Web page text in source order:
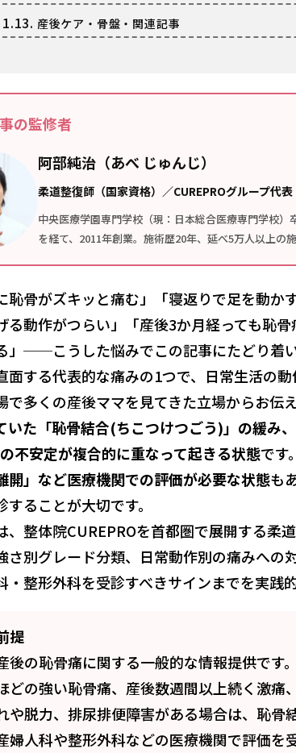
1.13. 産後ケア・骨盤・関連記事
の監修者
阿部純治（あべ じゅんじ）
柔道整復師（国家資格）／CUREPROグループ代表
中央医療学園専門学校（現：日本総合医療専門学校
を経て、2011年創業。施術歴20年、延べ5万人以上
恥骨がズキッと痛む」「寝返りで足を動
る動作がつらい」「産後3か月経っても恥
」──こうした悩みでこの記事にたどり着
面する代表的な痛みの1つで、日常生活の
で多くの産後ママを見てきた立場からお伝
いた「恥骨結合(ちこつけつごう)」の緩み
不安定が複合的に重なって起きる状態です
開」など医療機関での評価が必要な状態も
ることが大切です。
、整体院CUREPROを首都圏で展開する柔
さ別グレード分類、日常動作別の痛みへの
・整形外科を受診すべきサインまでを実践
提
後の恥骨痛に関する一般的な情報提供です
どの強い恥骨痛、産後数週間以上続く激
や脱力、排尿排便障害がある場合は、恥
婦人科や整形外科などの医療機関で評価を